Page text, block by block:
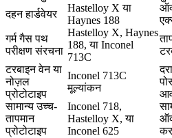
दहन हार्डवेयर
Hastelloy X या
Haynes 188
गर्म गैस पथ
परीक्षण संरचना
Hastelloy X, Haynes
188, या Inconel
713C
टरबाइन वेन या
नोज़ल
प्रोटोटाइप
Inconel 713C
मूल्यांकन
सामान्य उच्च-
तापमान
प्रोटोटाइप
Inconel 718,
Hastelloy X, या
Inconel 625